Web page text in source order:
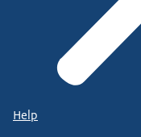
Help